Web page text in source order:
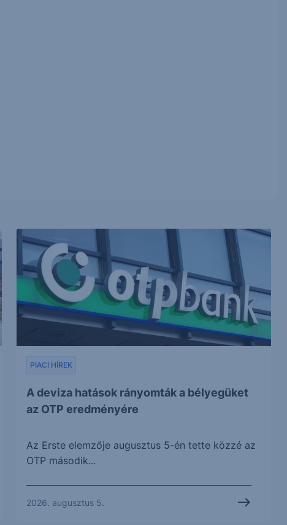
A deviza hatások rányomták a bélyegüket
az OTP eredményére
PIACI HÍREK
Az Erste elemzője augusztus 5-én tette közzé az
OTP második...
2026. augusztus 5.